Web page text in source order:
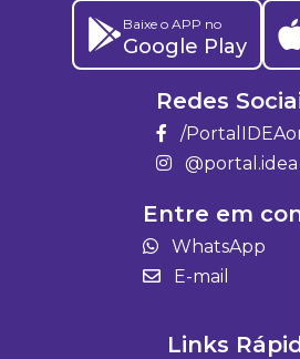
Baixe o APP no
Google Play
Redes
/
@portal.idea
Entre em
WhatsApp
E-mail
Links